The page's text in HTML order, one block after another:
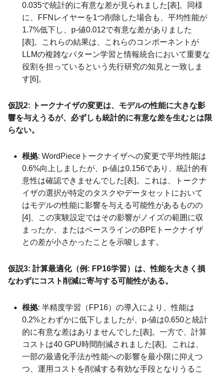
0.035で統計的に有意な差が見られました[表]。同様
に、FFNレイヤーを1つ削除した場合も、平均性能が
1.7%低下し、p-値0.012で有意な差がありました
[表]。これらの結果は、これらのコンポーネントが
LLMの複雑なパターン学習と情報統合において重要な
役割を担っているという先行研究の知見と一致しま
す[6]。
仮説2: トークナイザの変更は、モデルの性能に大きな影
響を与えうるが、必ずしも統計的に有意な差を生むとは限
らない。
根拠: WordPieceトークナイザへの変更で平均性能は
0.6%向上しましたが、p-値は0.156であり、統計的有
意性は確認できませんでした[表]。これは、トークナ
イザの選択が特定のタスクやデータセットにおいて
はモデルの性能に影響を与える可能性があるものの
[4]、この実験設定ではその影響がノイズの範囲に収
まったか、またはベースラインのBPEトークナイザ
との差が小さかったことを示唆します。
仮説3: 計算最適化（例: FP16学習）は、性能を大きく損
なわずにコスト削減に寄与する可能性がある。
根拠: 半精度学習（FP16）の導入により、性能は
0.2%とわずかに低下しましたが、p-値は0.650と統計
的に有意な差はありませんでした[表]。一方で、計算
コストは40 GPU時間削減されました[表]。これは、
一部の最適化手法が性能への影響を最小限に抑えつ
つ、運用コストを削減する有効な手段となりうるこ